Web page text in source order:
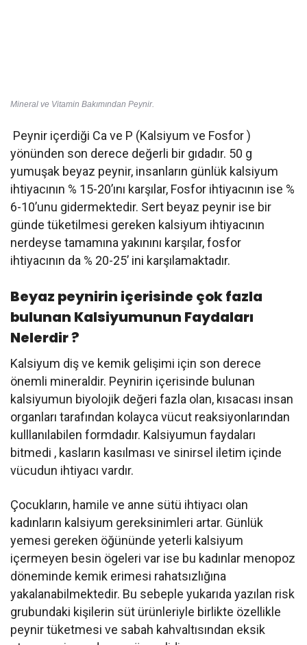
Mineral ve Vitamin Bakımından Peynir.
Peynir içerdiği Ca ve P (Kalsiyum ve Fosfor )
yönünden son derece değerli bir gıdadır. 50 g
yumuşak beyaz peynir, insanların günlük kalsiyum
ihtiyacının % 15-20’ını karşılar, Fosfor ihtiyacının ise %
6-10’unu gidermektedir. Sert beyaz peynir ise bir
günde tüketilmesi gereken kalsiyum ihtiyacının
nerdeyse tamamına yakınını karşılar, fosfor
ihtiyacının da % 20-25’ ini karşılamaktadır.
Beyaz peynirin içerisinde çok fazla
bulunan Kalsiyumunun Faydaları
Nelerdir ?
Kalsiyum diş ve kemik gelişimi için son derece
önemli mineraldir. Peynirin içerisinde bulunan
kalsiyumun biyolojik değeri fazla olan, kısacası insan
organları tarafından kolayca vücut reaksiyonlarından
kulllanılabilen formdadır. Kalsiyumun faydaları
bitmedi , kasların kasılması ve sinirsel iletim içinde
vücudun ihtiyacı vardır.
Çocukların, hamile ve anne sütü ihtiyacı olan
kadınların kalsiyum gereksinimleri artar. Günlük
yemesi gereken öğününde yeterli kalsiyum
içermeyen besin ögeleri var ise bu kadınlar menopoz
döneminde kemik erimesi rahatsızlığına
yakalanabilmektedir. Bu sebeple yukarıda yazılan risk
grubundaki kişilerin süt ürünleriyle birlikte özellikle
peynir tüketmesi ve sabah kahvaltısından eksik